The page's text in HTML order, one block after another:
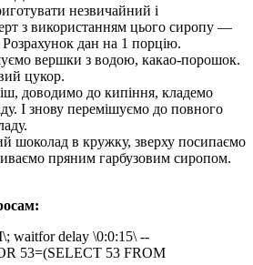
незвичайний і
з використанням цього сиропу —
дан на 1 порцію.
вершки з водою, какао-порошок.
цукор.
доводимо до кипіння, кладемо
І знову перемішуємо до повного
шоколад в кружку, зверху посипаємо
пряним гарбузовим сиропом.
waitfor delay \0:0:15\ --
53=(SELECT 53 FROM